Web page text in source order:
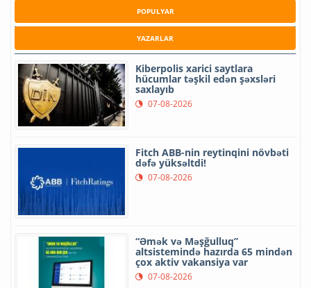
POPULYAR
YAZARLAR
Kiberpolis xarici saytlara
hücumlar təşkil edən şəxsləri
saxlayıb
07-08-2026
Fitch ABB-nin reytinqini növbəti
dəfə yüksəltdi!
07-08-2026
“Əmək və Məşğulluq”
altsistemində hazırda 65 mindən
çox aktiv vakansiya var
07-08-2026